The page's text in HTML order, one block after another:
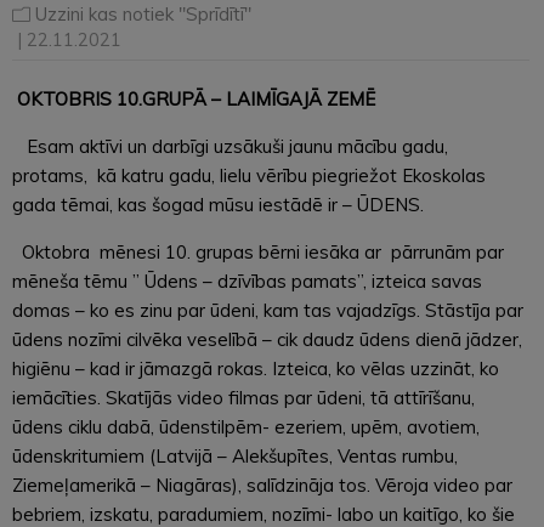
Uzzini kas notiek "Sprīdītī"
| 22.11.2021
OKTOBRIS 10.GRUPĀ – LAIMĪGAJĀ ZEMĒ
Esam aktīvi un darbīgi uzsākuši jaunu mācību gadu,
protams, kā katru gadu, lielu vērību piegriežot Ekoskolas
gada tēmai, kas šogad mūsu iestādē ir – ŪDENS.
Oktobra mēnesi 10. grupas bērni iesāka ar pārrunām par
mēneša tēmu ” Ūdens – dzīvības pamats”, izteica savas
domas – ko es zinu par ūdeni, kam tas vajadzīgs. Stāstīja par
ūdens nozīmi cilvēka veselībā – cik daudz ūdens dienā jādzer,
higiēnu – kad ir jāmazgā rokas. Izteica, ko vēlas uzzināt, ko
iemācīties. Skatījās video filmas par ūdeni, tā attīrīšanu,
ūdens ciklu dabā, ūdenstilpēm- ezeriem, upēm, avotiem,
ūdenskritumiem (Latvijā – Alekšupītes, Ventas rumbu,
Ziemeļamerikā – Niagāras), salīdzināja tos. Vēroja video par
bebriem, izskatu, paradumiem, nozīmi- labo un kaitīgo, ko šie